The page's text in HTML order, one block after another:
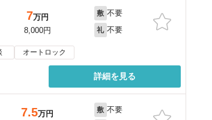
7万円
8,000円
敷 不要
礼 不要
オートロック
詳細を見る
7.5万円
敷 不要